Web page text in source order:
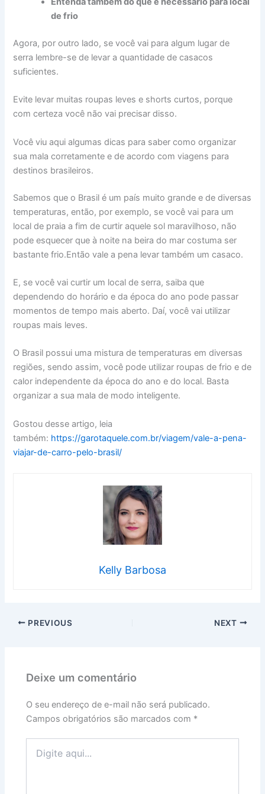
de frio
Agora, por outro lado, se você vai para algum lugar de
serra lembre-se de levar a quantidade de casacos
suficientes.
Evite levar muitas roupas leves e shorts curtos, porque
com certeza você não vai precisar disso.
Você viu aqui algumas dicas para saber como organizar
sua mala corretamente e de acordo com viagens para
destinos brasileiros.
Sabemos que o Brasil é um país muito grande e de diversas
temperaturas, então, por exemplo, se você vai para um
local de praia a fim de curtir aquele sol maravilhoso, não
pode esquecer que à noite na beira do mar costuma ser
bastante frio.Então vale a pena levar também um casaco.
E, se você vai curtir um local de serra, saiba que
dependendo do horário e da época do ano pode passar
momentos de tempo mais aberto. Daí, você vai utilizar
roupas mais leves.
O Brasil possui uma mistura de temperaturas em diversas
regiões, sendo assim, você pode utilizar roupas de frio e de
calor independente da época do ano e do local. Basta
organizar a sua mala de modo inteligente.
Gostou desse artigo, leia
também: https://garotaquele.com.br/viagem/vale-a-pena-
viajar-de-carro-pelo-brasil/
Kelly Barbosa
PREVIOUS NEXT
Deixe um comentário
O seu endereço de e-mail não será publicado.
Campos obrigatórios são marcados com *
aqui...